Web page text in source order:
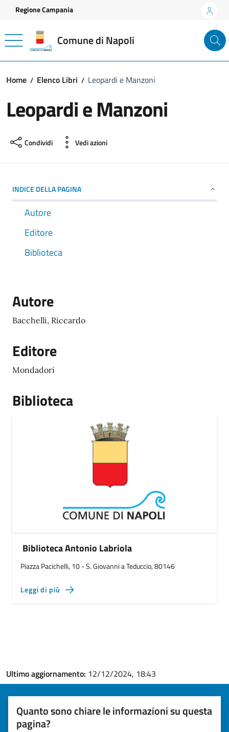
Vai ai contenuti
Vai al footer
Regione Campania
Comune di Napoli
Home Elenco Libri Leopardi e Manzoni
Leopardi e Manzoni
Condividi Vedi azioni
INDICE DELLA PAGINA
Autore
Editore
Biblioteca
Autore
Bacchelli, Riccardo
Editore
Mondadori
Biblioteca
Biblioteca Antonio Labriola
Piazza Pacichelli, 10 - S. Giovanni a Teduccio, 80146
Leggi di più
Ultimo aggiornamento: 12/12/2024, 18:43
Quanto sono chiare le informazioni su questa
pagina?